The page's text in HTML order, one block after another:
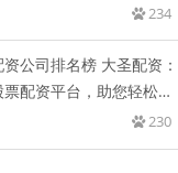
234
公司排名榜 大圣配资：
配资平台，助您轻松实
230